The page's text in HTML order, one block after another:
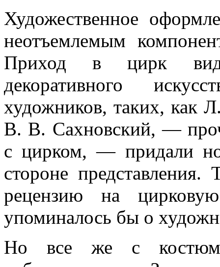
Художественное
неотъемлемым
Приход в цирк
декоративного
художников, таких, как
В. В. Сахновский, —
с цирком, — придали
стороне
рецензию на
упоминалось бы о
Но все же с